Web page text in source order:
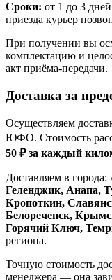
Сроки: от 1 до 3
приезда курьер
При получении вы
комплектацию и
акт приёма-передачи.
Доставка за
Осуществляем
ЮФО. Стоимость
50 ₽ за каждый
Доставляем в города:
Геленджик, Анапа,
Кропоткин,
Белореченск,
Горячий Ключ,
региона.
Точную стоимость
менеджера — она